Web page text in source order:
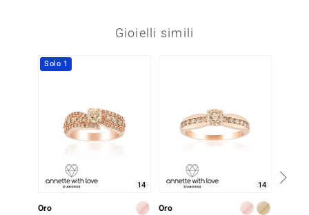
Gioielli simili
Solo 1
14
Oro
14
Oro